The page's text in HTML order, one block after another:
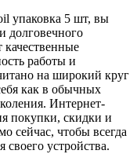
упаковка 5 шт, вы
долговечного
качественные
работы и
на широкий круг
как в обычных
Интернет-
покупки, скидки и
сейчас, чтобы всегда
устройства.